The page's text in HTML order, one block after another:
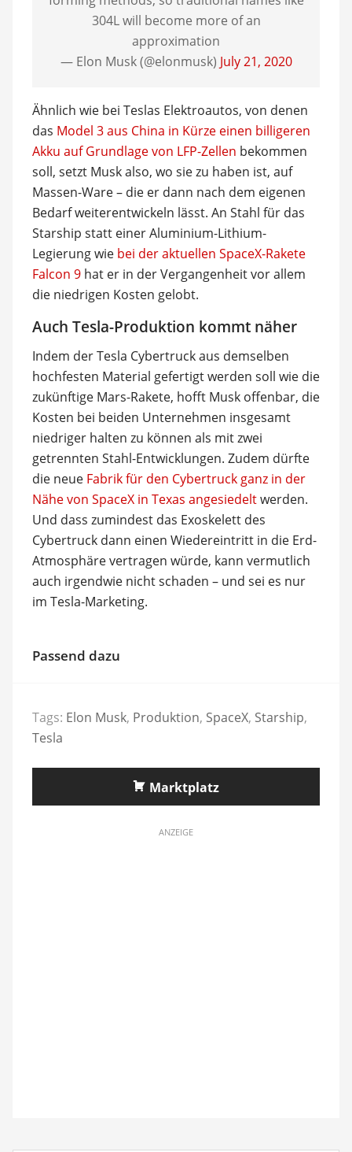
304L will become more of an
approximation
— Elon Musk (@elonmusk) July 21, 2020
Ähnlich wie bei Teslas Elektroautos, von denen
das Model 3 aus China in Kürze einen billigeren
Akku auf Grundlage von LFP-Zellen bekommen
soll, setzt Musk also, wo sie zu haben ist, auf
Massen-Ware – die er dann nach dem eigenen
Bedarf weiterentwickeln lässt. An Stahl für das
Starship statt einer Aluminium-Lithium-
Legierung wie bei der aktuellen SpaceX-Rakete
Falcon 9hat er in der Vergangenheit vor allem
die niedrigen Kosten gelobt.
Auch Tesla-Produktion kommt näher
Indem der Tesla Cybertruck aus demselben
hochfesten Material gefertigt werden soll wie die
zukünftige Mars-Rakete, hofft Musk offenbar, die
Kosten bei beiden Unternehmen insgesamt
niedriger halten zu können als mit zwei
getrennten Stahl-Entwicklungen. Zudem dürfte
die neue Fabrik für den Cybertruck ganz in der
Nähe von SpaceX in Texas angesiedeltwerden.
Und dass zumindest das Exoskelett des
Cybertruck dann einen Wiedereintritt in die Erd-
Atmosphäre vertragen würde, kann vermutlich
auch irgendwie nicht schaden – und sei es nur
im Tesla-Marketing.
Passend dazu
Tags: Elon Musk, Produktion, SpaceX, Starship,
Tesla
Marktplatz
ANZEIGE